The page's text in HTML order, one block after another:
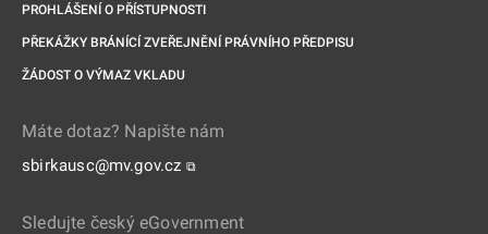
PROHLÁŠENÍ O PŘÍSTUPNOSTI
PŘEKÁŽKY BRÁNÍCÍ ZVEŘEJNĚNÍ PRÁVNÍHO PŘEDPISU
ŽÁDOST O VÝMAZ VKLADU
Máte dotaz? Napište nám
sbirkausc@mv.gov.cz ⧉
Sledujte český eGovernment